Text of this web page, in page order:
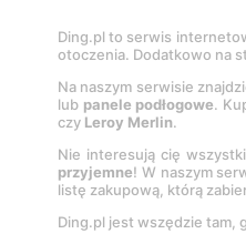
Ding.pl to serwis
otoczenia. Dodatkowo na
Na naszym serwisie
lub panele podłogowe.
czy Leroy Merlin.
Nie interesują cię
przyjemne! W naszym
listę zakupową, którą
Ding.pl jest wszędzie tam,